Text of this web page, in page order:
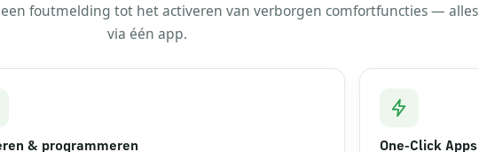
foutmelding tot het activeren van verborgen comfortfuncties — alles
via één app.
& programmeren One-Click Apps